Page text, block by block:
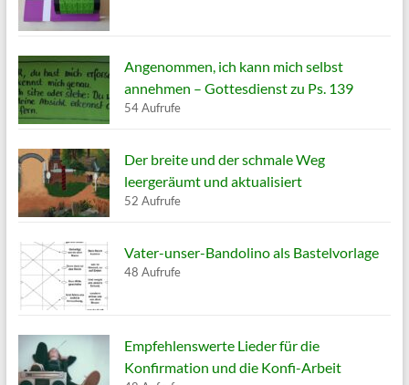
Angenommen, ich kann mich selbst
annehmen – Gottesdienst zu Ps. 139
54 Aufrufe
Der breite und der schmale Weg
leergeräumt und aktualisiert
52 Aufrufe
Vater-unser-Bandolino als Bastelvorlage
48 Aufrufe
Empfehlenswerte Lieder für die
Konfirmation und die Konfi-Arbeit